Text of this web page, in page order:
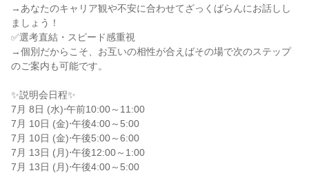
→あなたのキャリア観や不安に合わせてざっくばらんにお話しし
ましょう！
✅選考直結・スピード感重視
→個別だからこそ、お互いの相性が合えばその場で次のステップ
のご案内も可能です。
✨説明会日程✨
7月 8日 (水)⋅午前10:00～11:00
7月 10日 (金)⋅午後4:00～5:00
7月 10日 (金)⋅午後5:00～6:00
7月 13日 (月)⋅午後12:00～1:00
7月 13日 (月)⋅午後4:00～5:00